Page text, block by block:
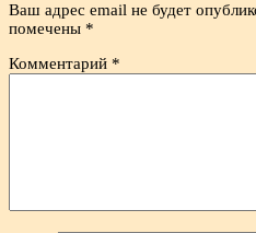
Ваш адрес email не будет
помечены *
Комментарий *